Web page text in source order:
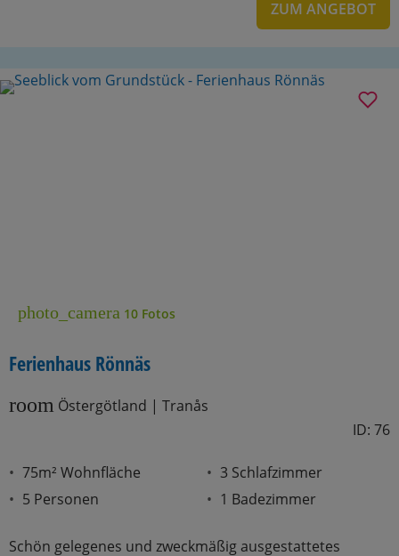
ZUM ANGEBOT
photo_camera 10 Fotos
Ferienhaus Rönnäs
room Östergötland | Tranås
ID: 76
75m² Wohnfläche
5 Personen
3 Schlafzimmer
1 Badezimmer
Schön gelegenes und zweckmäßig ausgestattetes